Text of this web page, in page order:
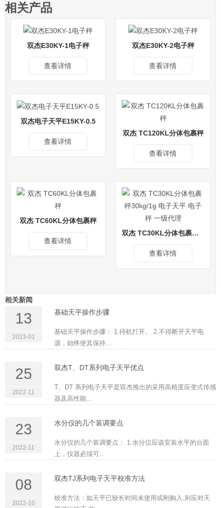
相关产品
双杰E30KY-1电子秤
查看详情
双杰E30KY-2电子秤
查看详情
双杰电子天平E15KY-0.5
查看详情
双杰 TC120KL分体包裹秤
查看详情
双杰 TC60KL分体包裹秤
查看详情
双杰 TC30KL分体包裹秤30kg/1g 电子天平 电子秤 一级代理
查看详情
相关新闻
13
2023-01
基础天平操作步骤
基础天平操作步骤： 1.待机打开。 2.不得断开天平电
源，始终使其保持...
25
2022-11
双杰T、DT系列电子天平优点
T、DT 系列电子天平是双杰推出的采用高精度应变式传感
器及高性能...
23
2022-11
水分仪的几个装调要点
水分仪的几个装调要点： 1.水分仪应该安装水平的台面
上，仪器必须可...
08
2022-10
双杰TJ系列电子天平校准方法
校准方法：如天平已较长时间未使用或刚购入,则应对天